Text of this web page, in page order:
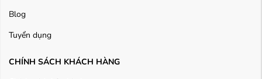
Blog
Tuyển dụng
CHÍNH SÁCH KHÁCH HÀNG